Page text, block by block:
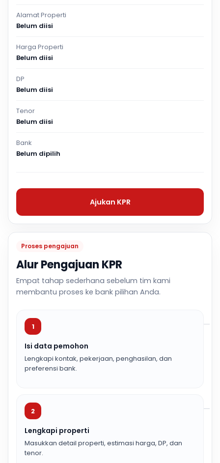
Proses pengajuan
Alur Pengajuan KPR
Empat tahap sederhana sebelum tim kami
membantu proses ke bank pilihan Anda.
1
Isi data pemohon
Lengkapi kontak, pekerjaan, penghasilan, dan
preferensi bank.
2
Lengkapi properti
Masukkan detail properti, estimasi harga, DP, dan
tenor.
Alamat Properti
Belum diisi
Harga Properti
Belum diisi
DP
Belum diisi
Tenor
Belum diisi
Bank
Belum dipilih
Ajukan KPR